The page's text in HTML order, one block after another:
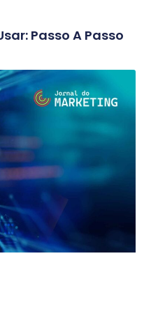
Passo A Passo